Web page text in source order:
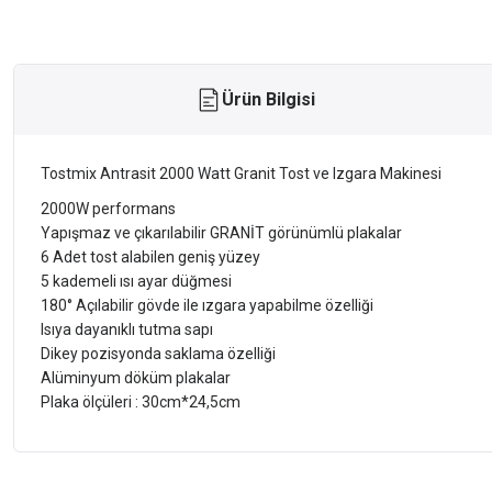
Ürün Bilgisi
Tostmix Antrasit 2000 Watt Granit Tost ve Izgara Makinesi
2000W performans
Yapışmaz ve çıkarılabilir GRANİT görünümlü plakalar
6 Adet tost alabilen geniş yüzey
5 kademeli ısı ayar düğmesi
180° Açılabilir gövde ile ızgara yapabilme özelliği
Isıya dayanıklı tutma sapı
Dikey pozisyonda saklama özelliği
Alüminyum döküm plakalar
Plaka ölçüleri : 30cm*24,5cm